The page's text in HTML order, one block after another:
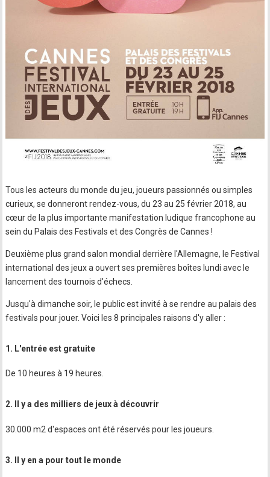
Tous les acteurs du monde du jeu, joueurs passionnés ou simples
curieux, se donneront rendez-vous, du 23 au 25 février 2018, au
cœur de la plus importante manifestation ludique francophone au
sein du Palais des Festivals et des Congrès de Cannes !
Deuxième plus grand salon mondial derrière l'Allemagne, le Festival
international des jeux a ouvert ses premières boîtes lundi avec le
lancement des tournois d'échecs.
Jusqu'à dimanche soir, le public est invité à se rendre au palais des
festivals pour jouer. Voici les 8 principales raisons d'y aller :
1. L'entrée est gratuite
De 10 heures à 19 heures.
2. Il y a des milliers de jeux à découvrir
30.000 m2 d'espaces ont été réservés pour les joueurs.
3. Il y en a pour tout le monde